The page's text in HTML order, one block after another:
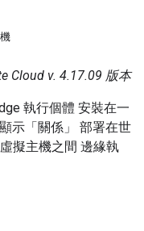
Cloud v. 4.17.09 版本
執行個體 安裝在一
示「關係」 部署在世
擬主機之間 邊緣執